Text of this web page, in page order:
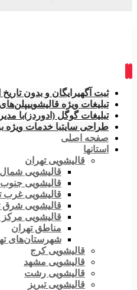
ثبت آگهیرایگان و بدون تاریخ
تبلیغات ویژه قالیشویی
تبلیغات گوگل (ادوردز)با
طراحی سایتبا خدمات ویژه
صفحه اصلی
استانها
قالیشویی تهران
قالیشویی شمال
قالیشویی جنوب
قالیشویی غرب
قالیشویی شرق
قالیشویی مرکز
مناطق تهران
شهرستان‌های
قالیشویی کرج
قالیشویی مشهد
قالیشویی رشت
قالیشویی تبریز